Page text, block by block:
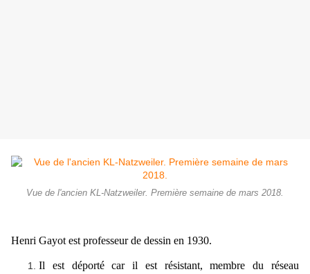
Vue de l'ancien KL-Natzweiler. Première semaine de mars 2018.
Henri Gayot est professeur de dessin en 1930.
Il est déporté car il est résistant, membre du réseau